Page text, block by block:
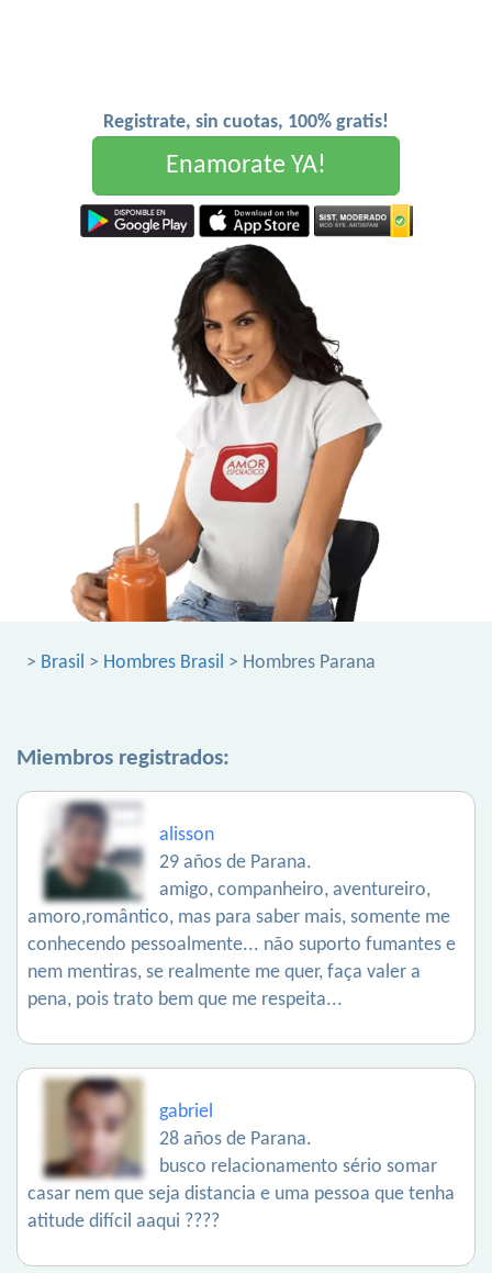
Registrate, sin cuotas, 100% gratis!
Enamorate YA!
> Brasil > Hombres Brasil > Hombres Parana
Miembros registrados:
alisson
29 años de Parana.
amigo, companheiro, aventureiro,
amoro,romântico, mas para saber mais, somente me
conhecendo pessoalmente... não suporto fumantes e
nem mentiras, se realmente me quer, faça valer a
pena, pois trato bem que me respeita...
gabriel
28 años de Parana.
busco relacionamento sério somar
casar nem que seja distancia e uma pessoa que tenha
atitude difícil aaqui ????